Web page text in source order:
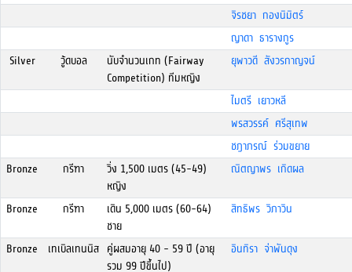
จิรชยา กองนิมิตร์
ญาดา ธารางกูร
Silver
วู้ดบอล
นับจำนวนเกท (Fairway
Competition) ทีมหญิง
ยุพาวดี สังวรกาญจน์
ไมตรี เยาวหลี
พรสวรรค์ ศรีสุเทพ
ชฎาภรณ์ ร่วมขยาย
Bronze
กรีฑา
วิ่ง 1,500 เมตร (45-49)
หญิง
ณิตญาพร เกิดผล
Bronze กรีฑา
เดิน 5,000 เมตร (60-64)
ชาย
สิทธิพร วิภาวิน
Bronze เทเบิลเทนนิส คู่ผสมอายุ 40 - 59 ปี (อายุ
รวม 99 ปีขึ้นไป)
อินทิรา จ่าพันดุง